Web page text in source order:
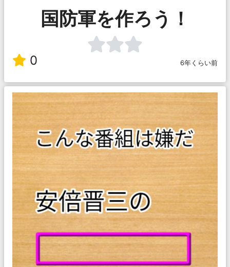
国防軍を作ろう！
0 6年くらい前